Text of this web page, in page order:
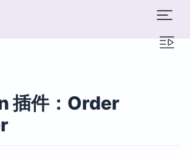
插件：Order